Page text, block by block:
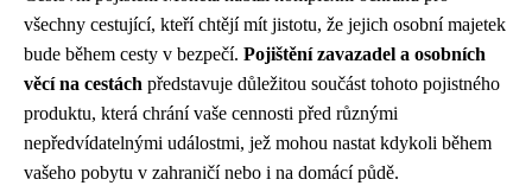
všechny cestující, kteří chtějí mít jistotu, že jejich osobní majetek
bude během cesty v bezpečí. Pojištění zavazadel a osobních
věcí na cestách představuje důležitou součást tohoto pojistného
produktu, která chrání vaše cennosti před různými
nepředvídatelnými událostmi, jež mohou nastat kdykoli během
vašeho pobytu v zahraničí nebo i na domácí půdě.